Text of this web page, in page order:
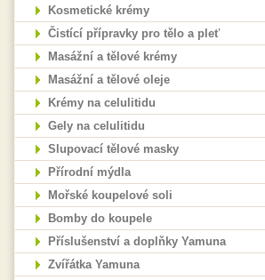
Kosmetické krémy
Čistící přípravky pro tělo a pleť
Masážní a tělové krémy
Masážní a tělové oleje
Krémy na celulitidu
Gely na celulitidu
Slupovací tělové masky
Přírodní mýdla
Mořské koupelové soli
Bomby do koupele
Příslušenství a doplňky Yamuna
Zvířátka Yamuna